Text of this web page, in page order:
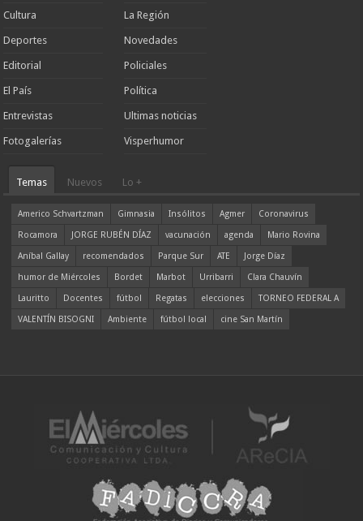
Cultura
Deportes
Editorial
El País
Entrevistas
Fotogalerías
La Región
Novedades
Policiales
Política
Ultimas noticias
Visperhumor
Temas Nuevos Lo +
Americo Schvartzman Gimnasia Insólitos Agmer
Coronavirus
Rocamora
JORGE RUBÉN DÍAZ vacunación agenda
Mario Rovina
Aníbal Gallay
recomendados Parque Sur ATE
Jorge Díaz
humor de Miércoles
Bordet Marbot Urribarri
Clara Chauvín
Lauritto
Docentes fútbol Regatas elecciones
TORNEO FEDERAL A
VALENTÍN BISOGNI
Ambiente fútbol local cine San Martín